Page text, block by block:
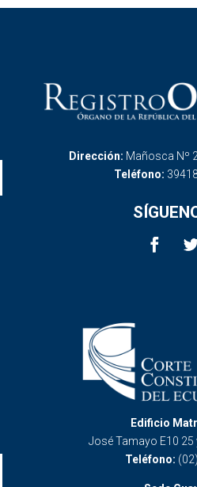
Dirección: Mañosca Nº
Teléfono:
Edificio
José Tamayo E10
Teléfono: